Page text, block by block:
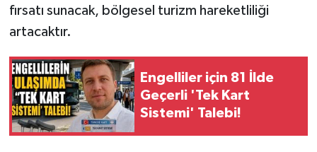
fırsatı sunacak, bölgesel turizm hareketliliği
artacaktır.
Engelliler için 81 İlde
Geçerli 'Tek Kart
Sistemi' Talebi!